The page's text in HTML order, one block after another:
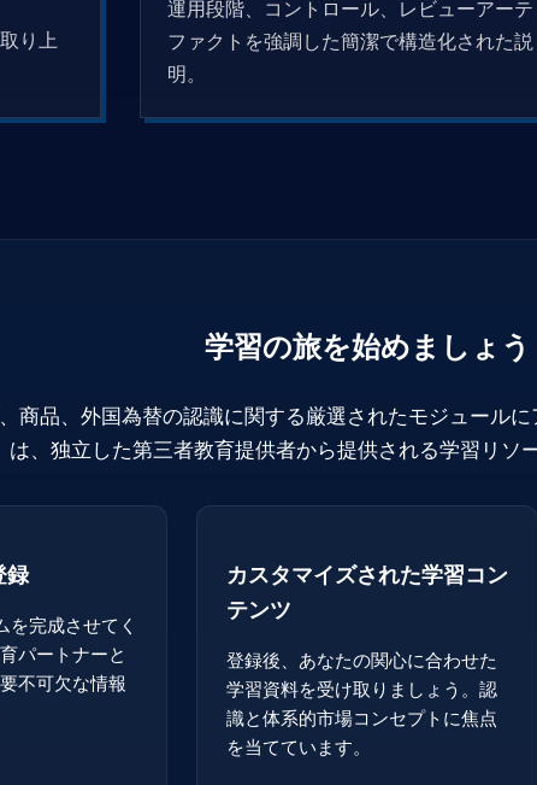
り上
運用段階、コントロール、レビューアーテ
ファクトを強調した簡潔で構造化された説
明。
学習の旅を始めましょう
商品、外国為替の認識に関する厳選されたモジュール
は、独立した第三者教育提供者から提供される学習リソ
録
を完成させてく
パートナーと
不可欠な情報
カスタマイズされた学習コン
テンツ
登録後、あなたの関心に合わせた
学習資料を受け取りましょう。認
識と体系的市場コンセプトに焦点
を当てています。